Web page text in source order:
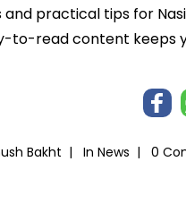
practical tips for
to-read content keeps
Bakht | In News | 0